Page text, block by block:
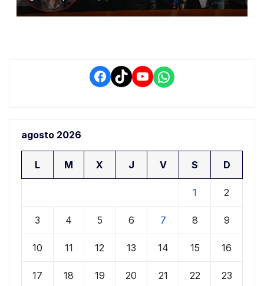
conflictos de interés y
retrasos
Facebook
TikTokYouTube
WhatsApp
agosto 2026
L M X J V S D
1 2
3 4 5 6 7 8 9
10 11 12 13 14 15 16
17 18 19 20 21 22 23